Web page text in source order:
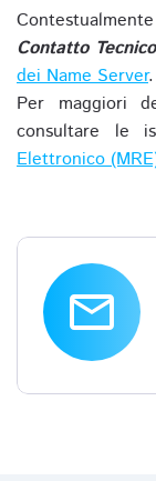
Contatto Tecnico
dei Name Server.
Per maggiori
consultare le
Elettronico
email